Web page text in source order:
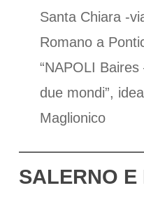
Santa Chiara -
Romano a
“NAPOLI
due mondi”,
Maglionico
SALERNO E